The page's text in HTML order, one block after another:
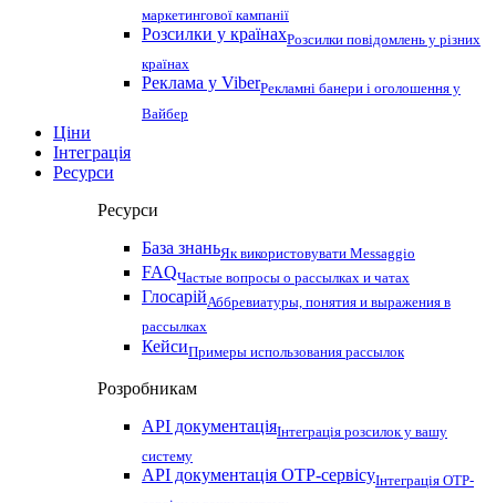
маркетингової кампанії
Розсилки у країнахРозсилки повідомлень у різних
країнах
Реклама у ViberРекламні банери і оголошення у
Вайбер
Ціни
Інтеграція
Ресурси
Ресурси
База знаньЯк використовувати Messaggio
FAQЧастые вопросы о рассылках и чатах
ГлосарійАббревиатуры, понятия и выражения в
рассылках
КейсиПримеры использования рассылок
Розробникам
API документаціяІнтеграція розсилок у вашу
систему
API документація OTP-сервісуІнтеграція OTP-